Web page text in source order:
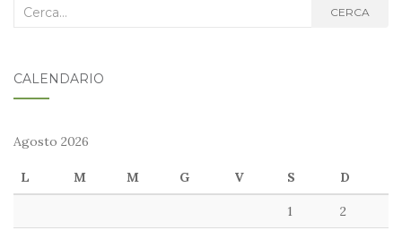
Cerca
CERCA
CALENDARIO
Agosto 2026
L M M G V S D
1 2